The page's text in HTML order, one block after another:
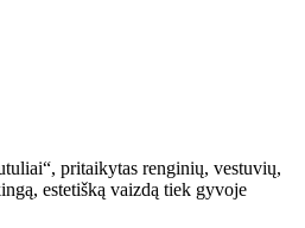
pritaikytas renginių, vestuvių,
estetišką vaizdą tiek gyvoje